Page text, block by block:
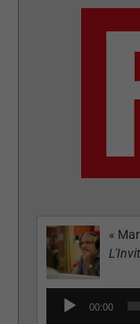
Lecteur
audio
00:00